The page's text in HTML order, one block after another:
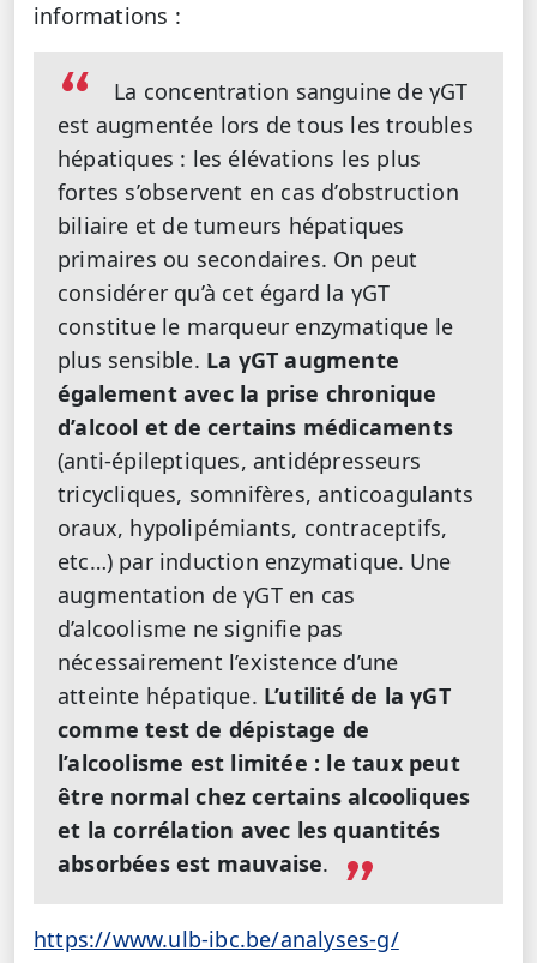
informations :
La concentration sanguine de γGT
est augmentée lors de tous les troubles
hépatiques : les élévations les plus
fortes s’observent en cas d’obstruction
biliaire et de tumeurs hépatiques
primaires ou secondaires. On peut
considérer qu’à cet égard la γGT
constitue le marqueur enzymatique le
plus sensible. La γGT augmente
également avec la prise chronique
d’alcool et de certains médicaments
(anti-épileptiques, antidépresseurs
tricycliques, somnifères, anticoagulants
oraux, hypolipémiants, contraceptifs,
etc…) par induction enzymatique. Une
augmentation de γGT en cas
d’alcoolisme ne signifie pas
nécessairement l’existence d’une
atteinte hépatique. L’utilité de la γGT
comme test de dépistage de
l’alcoolisme est limitée : le taux peut
être normal chez certains alcooliques
et la corrélation avec les quantités
absorbées est mauvaise.
https://www.ulb-ibc.be/analyses-g/